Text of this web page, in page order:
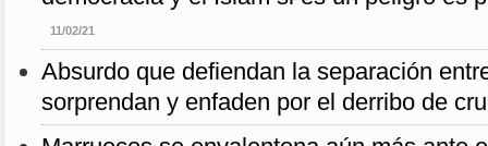
11/02/21
Absurdo que defiendan la separación
sorprendan y enfaden por el derribo de